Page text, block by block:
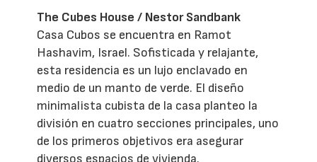
The Cubes House / Nestor Sandbank
Casa Cubos se encuentra en Ramot
Hashavim, Israel. Sofisticada y relajante,
esta residencia es un lujo enclavado en
medio de un manto de verde. El diseño
minimalista cubista de la casa planteo la
división en cuatro secciones principales, uno
de los primeros objetivos era asegurar
diversos espacios de vivienda.